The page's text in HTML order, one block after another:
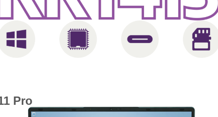
Pro